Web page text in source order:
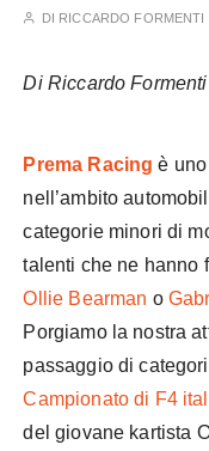
DI RICCARDO FORMENTI
Di Riccardo Formenti
Prema Racing è
nell’ambito
categorie minori di
talenti che ne hanno
Ollie Bearman o
Porgiamo la nostra
passaggio di
Campionato di F4
del giovane kartista